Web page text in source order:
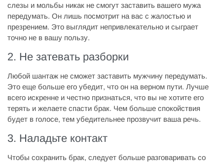
слезы и мольбы никак не смогут заставить вашего мужа
передумать. Он лишь посмотрит на вас с жалостью и
презрением. Это выглядит непривлекательно и сыграет
точно не в вашу пользу.
2. Не затевать разборки
Любой шантаж не сможет заставить мужчину передумать.
Это еще больше его убедит, что он на верном пути. Лучше
всего искренне и честно признаться, что вы не хотите его
терять и желаете спасти брак. Чем больше спокойствия
будет в голосе, тем убедительнее прозвучит ваша речь.
3. Наладьте контакт
Чтобы сохранить брак, следует больше разговаривать со